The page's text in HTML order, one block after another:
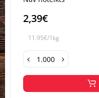
2,39€
11.95€/1kg